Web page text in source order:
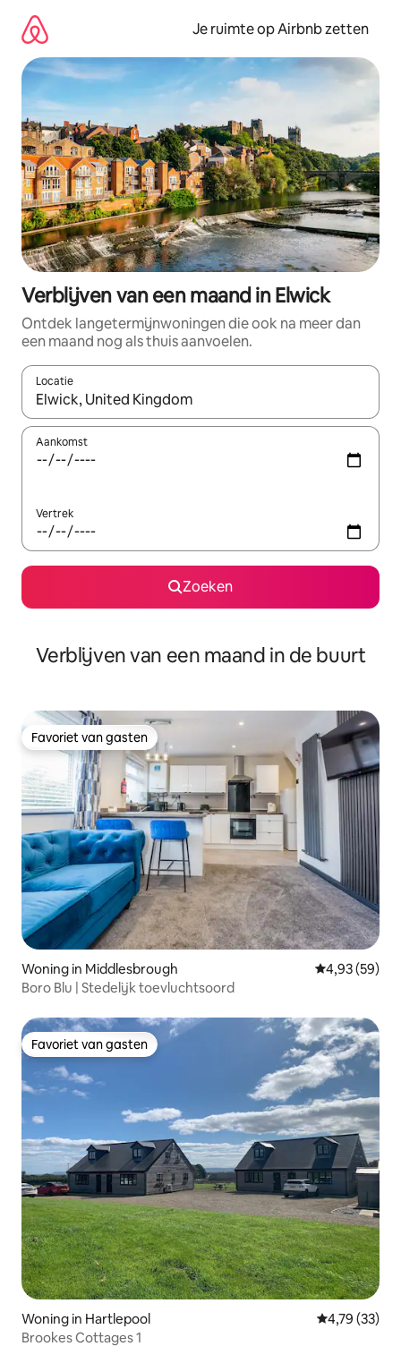
direct
naar
inhoud
Je ruimte op Airbnb zetten
Verblijven van een maand in Elwick
Ontdek langetermijnwoningen die ook na meer dan
een maand nog als thuis aanvoelen.
Locatie
Wanneer er suggesties beschikbaar zijn, maak je een keuze
Aankomst
Vertrek
Zoeken
Verblijven van een maand in de buurt
Favoriet van gasten
Favoriet van gasten
Woning in Middlesbrough Gemiddelde
4,93 (59)
Boro Blu | Stedelijk toevluchtsoord
Favoriet van gasten
Favoriet van gasten
Woning in Hartlepool Gemiddelde
4,79 (33)
Brookes Cottages 1